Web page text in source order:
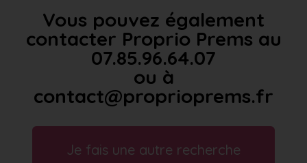
Vous pouvez également
contacter Proprio Prems au
07.85.96.64.07
ou à
contact@proprioprems.fr
Je fais une autre recherche